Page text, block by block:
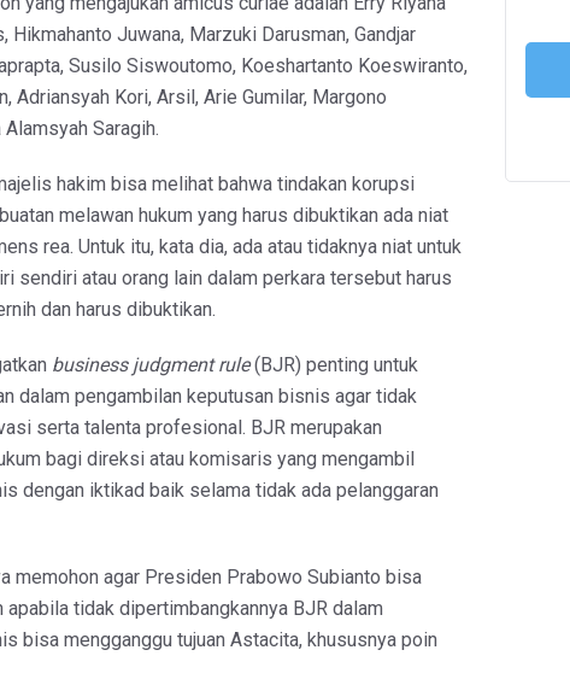
Hikmahanto Juwana, Marzuki Darusman, Gandjar
Susilo Siswoutomo, Koeshartanto Koeswiranto,
Adriansyah Kori, Arsil, Arie Gumilar, Margono
Saragih.
hakim bisa melihat bahwa tindakan korupsi
melawan hukum yang harus dibuktikan ada niat
rea. Untuk itu, kata dia, ada atau tidaknya niat untuk
sendiri atau orang lain dalam perkara tersebut harus
dan harus dibuktikan.
business judgment rule(BJR) penting untuk
dalam pengambilan keputusan bisnis agar tidak
serta talenta profesional. BJR merupakan
bagi direksi atau komisaris yang mengambil
dengan iktikad baik selama tidak ada pelanggaran
memohon agar Presiden Prabowo Subianto bisa
apabila tidak dipertimbangkannya BJR dalam
bisa mengganggu tujuan Astacita, khususnya poin